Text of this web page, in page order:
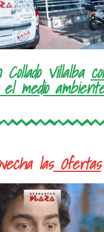
Villalba
medio
lasOfertas